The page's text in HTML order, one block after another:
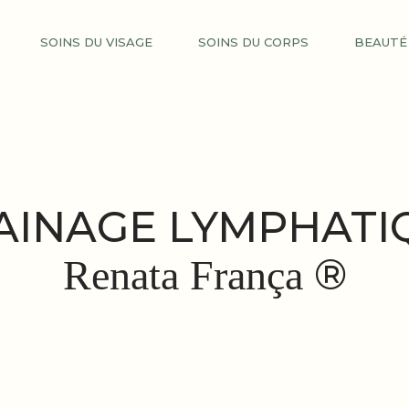
SOINS DU VISAGE SOINS DU CORPS
Renata França ®